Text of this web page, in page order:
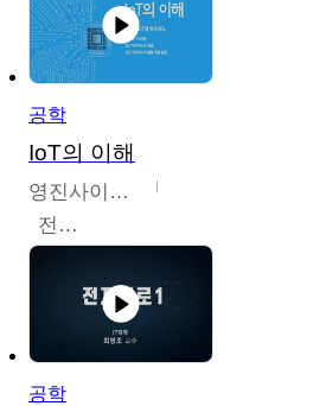
공학
IoT의 이해
영진사이버대학교
전병현
공학